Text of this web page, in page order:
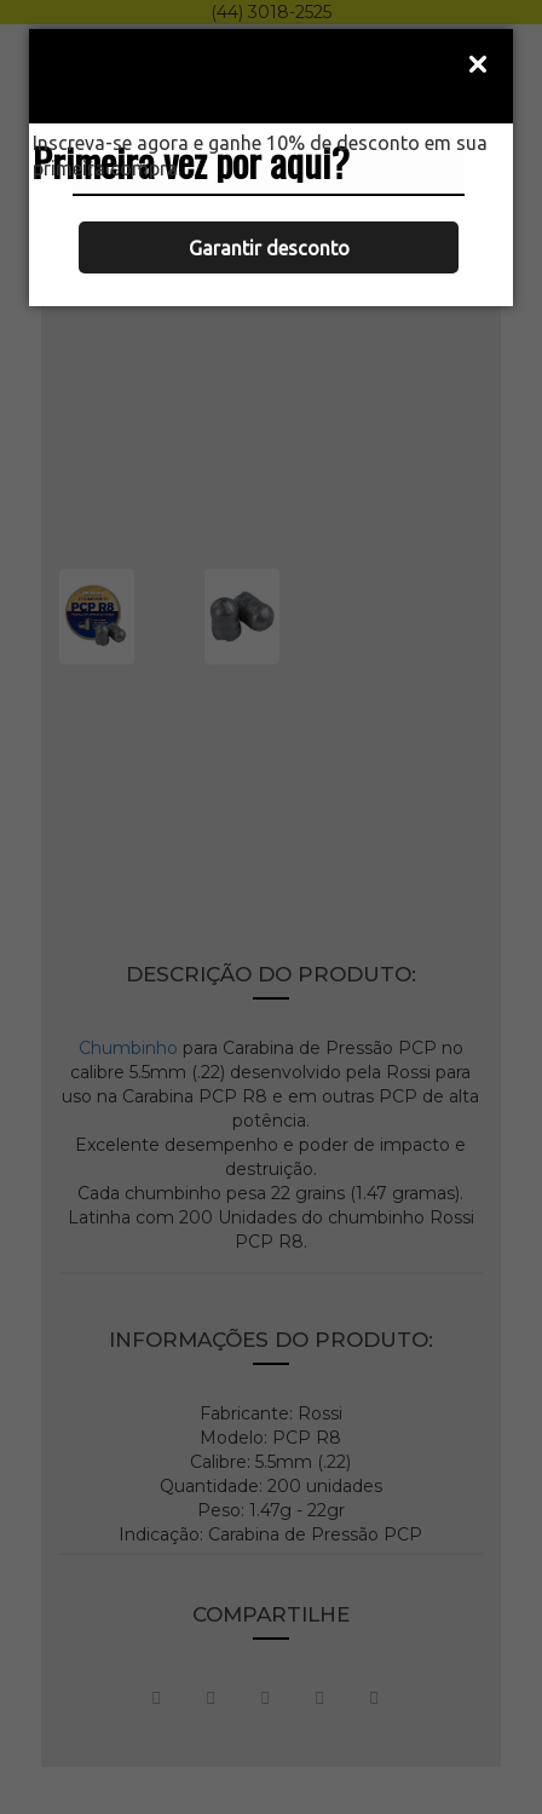
Primeira vez por aqui?
Inscreva-se agora e ganhe 10% de desconto em sua
primeira compra.
Garantir desconto
(44) 3018-2525
Menu
HOME
CHUMBINHO 5,5MM 200UN PCP R8
ROSSI
DESCRIÇÃO DO PRODUTO:
Chumbinho para Carabina de Pressão PCP no
calibre 5.5mm (.22) desenvolvido pela Rossi para
uso na Carabina PCP R8 e em outras PCP de alta
potência.
Excelente desempenho e poder de impacto e
destruição.
Cada chumbinho pesa 22 grains (1.47 gramas).
Latinha com 200 Unidades do chumbinho Rossi
PCP R8.
INFORMAÇÕES DO PRODUTO:
Fabricante: Rossi
Modelo: PCP R8
Calibre: 5.5mm (.22)
Quantidade: 200 unidades
Peso: 1.47g - 22gr
Indicação: Carabina de Pressão PCP
COMPARTILHE